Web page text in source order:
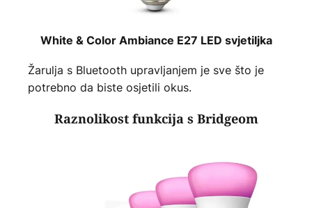
White & Color Ambiance E27 LED svjetiljka
Žarulja s Bluetooth upravljanjem je sve što je
potrebno da biste osjetili okus.
Raznolikost funkcija s Bridgeom